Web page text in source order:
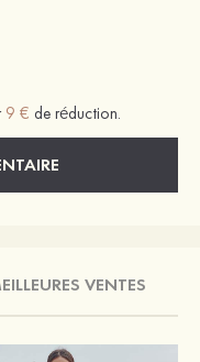
9 € de réduction.
VENTES